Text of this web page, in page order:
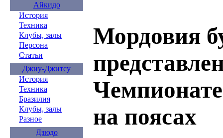
Айкидо
История
Техника
Клубы, залы
Персона
Статьи
Джиу-Джитсу
История
Техника
Бразилия
Клубы, залы
Разное
Дзюдо
Мордовия
на поясах